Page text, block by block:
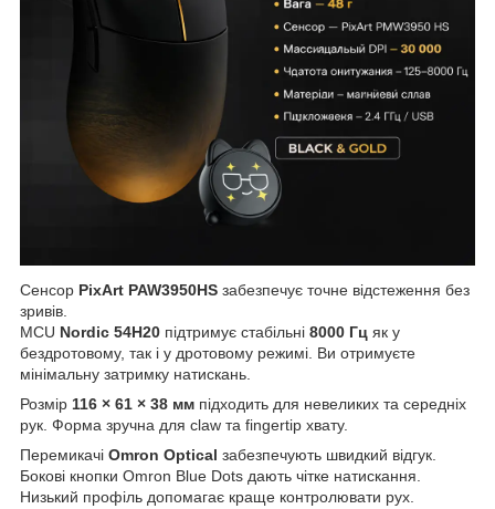
Сенсор PixArt PAW3950HS забезпечує точне відстеження без
зривів.
MCU Nordic 54H20 підтримує стабільні 8000 Гц як у
бездротовому, так і у дротовому режимі. Ви отримуєте
мінімальну затримку натискань.
Розмір 116 × 61 × 38 мм підходить для невеликих та середніх
рук. Форма зручна для claw та fingertip хвату.
Перемикачі Omron Optical забезпечують швидкий відгук.
Бокові кнопки Omron Blue Dots дають чітке натискання.
Низький профіль допомагає краще контролювати рух.